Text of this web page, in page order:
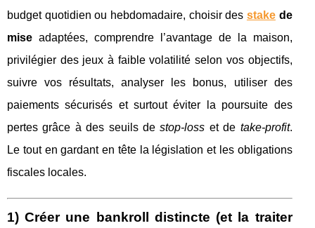
budget quotidien ou hebdomadaire, choisir des stakede
mise adaptées, comprendre l’avantage de la maison,
privilégier des jeux à faible volatilité selon vos objectifs,
suivre vos résultats, analyser les bonus, utiliser des
paiements sécurisés et surtout éviter la poursuite des
pertes grâce à des seuils destop‑loss et de take‑profit.
Le tout en gardant en tête la législation et les obligations
fiscales locales.
1) Créer une bankroll distincte (et la traiter